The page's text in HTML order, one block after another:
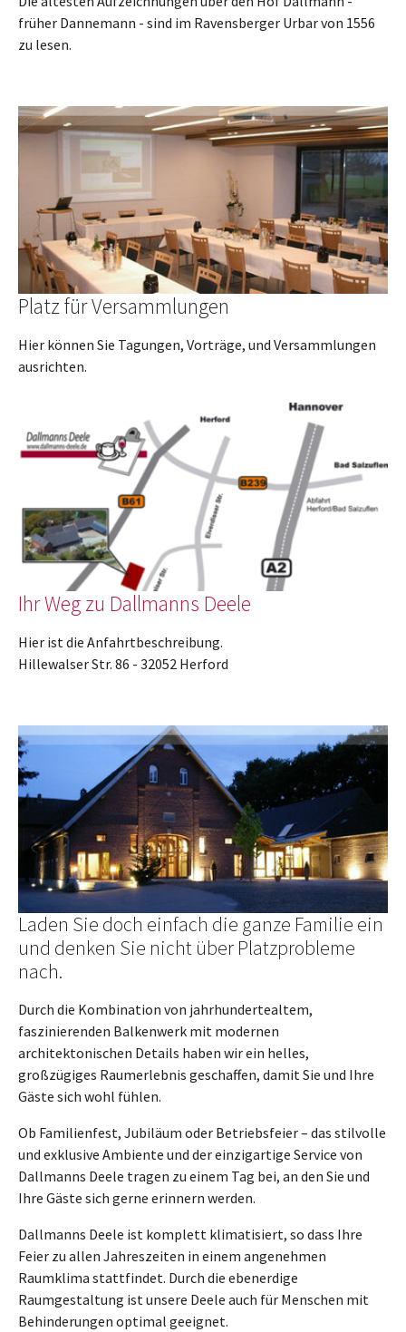
früher Dannemann - sind im Ravensberger Urbar von 1556
zu lesen.
Platz für Versammlungen
Hier können Sie Tagungen, Vorträge, und Versammlungen
ausrichten.
Ihr Weg zu Dallmanns Deele
Hier ist die Anfahrtbeschreibung.
Hillewalser Str. 86 - 32052 Herford
Laden Sie doch einfach die ganze Familie ein
und denken Sie nicht über Platzprobleme
nach.
Durch die Kombination von jahrhundertealtem,
faszinierenden Balkenwerk mit modernen
architektonischen Details haben wir ein helles,
großzügiges Raumerlebnis geschaffen, damit Sie und Ihre
Gäste sich wohl fühlen.
Ob Familienfest, Jubiläum oder Betriebsfeier – das stilvolle
und exklusive Ambiente und der einzigartige Service von
Dallmanns Deele tragen zu einem Tag bei, an den Sie und
Ihre Gäste sich gerne erinnern werden.
Dallmanns Deele ist komplett klimatisiert, so dass Ihre
Feier zu allen Jahreszeiten in einem angenehmen
Raumklima stattfindet. Durch die ebenerdige
Raumgestaltung ist unsere Deele auch für Menschen mit
Behinderungen optimal geeignet.